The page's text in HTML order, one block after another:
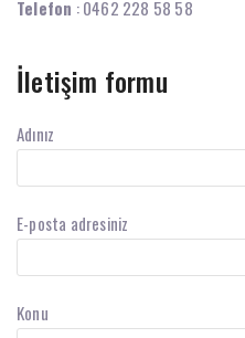
Telefon : 0462 228 58 58
İletişim formu
Adınız
E-posta adresiniz
Konu